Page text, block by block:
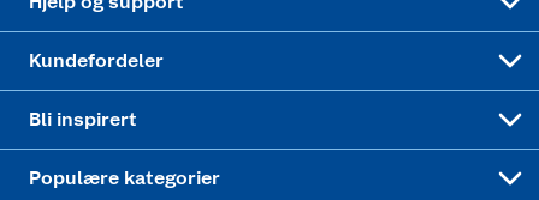
Kundefordeler
Bli inspirert
Populære kategorier